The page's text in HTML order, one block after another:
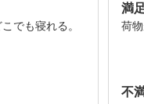
でも寝れる。
満
荷
不